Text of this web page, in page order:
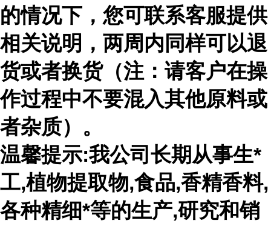
的情况下，您可联系客服提供
相关说明，两周内同样可以退
货或者换货（注：请客户在操
作过程中不要混入其他原料或
者杂质）。
温馨提示:我公司长期从事生*
工,植物提取物,食品,香精香料,
各种精细*等的生产,研究和销